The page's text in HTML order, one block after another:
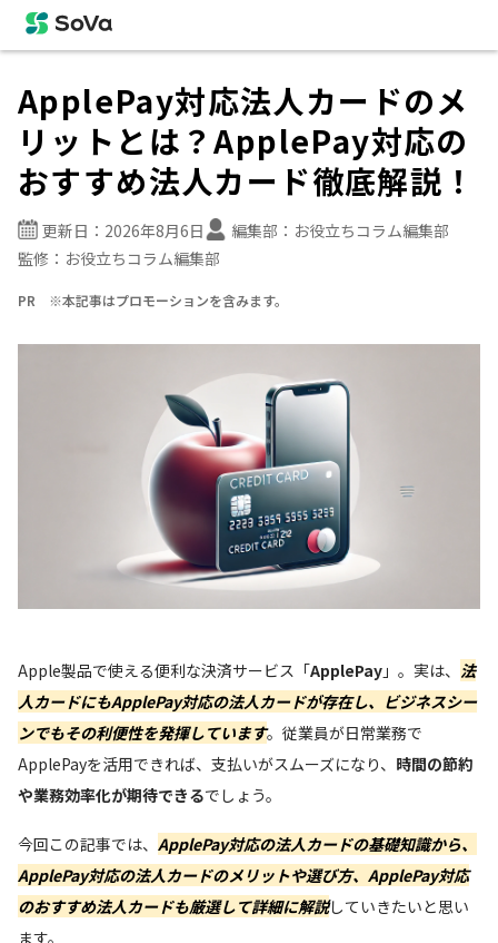
ApplePay対応法人カードのメ
リットとは？ApplePay対応の
おすすめ法人カード徹底解説！
更新日： 2026年8月6日 編集部： お役立ちコラム編集部
監修： お役立ちコラム編集部
PR ※本記事はプロモーションを含みます。
Apple製品で使える便利な決済サービス「ApplePay 」。実は、 法
人カードにもApplePay対応の法人カードが存在し、ビジネスシー
ンでもその利便性を発揮しています。従業員が日常業務で
ApplePayを活用できれば、支払いがスムーズになり、 時間の節約
や業務効率化が期待できるでしょう。
今回この記事では、 ApplePay対応の法人カードの基礎知識から、
ApplePay対応の法人カードのメリットや選び方、ApplePay対応
のおすすめ法人カードも厳選して詳細に解説していきたいと思い
ます。